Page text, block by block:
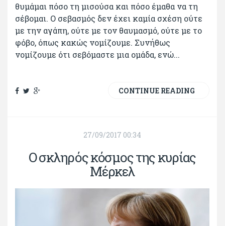
θυμάμαι πόσο τη μισούσα και πόσο έμαθα να τη
σέβομαι. Ο σεβασμός δεν έχει καμία σχέση ούτε
με την αγάπη, ούτε με τον θαυμασμό, ούτε με το
φόβο, όπως κακώς νομίζουμε. Συνήθως
νομίζουμε ότι σεβόμαστε μια ομάδα, ενώ...
CONTINUE READING
27/09/2017 00:34
Ο σκληρός κόσμος της κυρίας
Μέρκελ